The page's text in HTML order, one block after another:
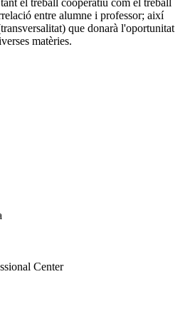
el treball cooperatiu com el treball
entre alumne i professor; així
que donarà l'oportunitat
matèries.
Center